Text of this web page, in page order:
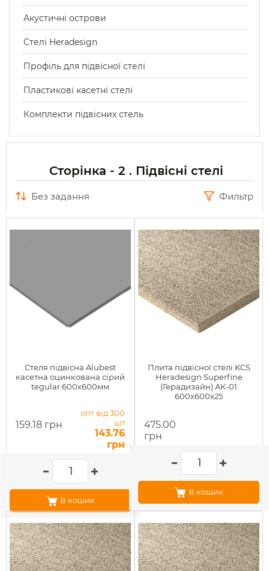
Акустичні острови
Стелі Heradesign
Профіль для підвісної стелі
Пластикові касетні стелі
Комплекти підвісних стель
Сторінка - 2 . Підвісні стелі
без задання Фильтр
Стеля підвісна Alubest
касетна оцинкована сірий
tegular 600х600мм
159.18 грн
опт від 300
шт
143.76
грн
В кошик
Плита підвісної стелі KCS
Heradesign Superfine
(Герадизайн) AK-01
600x600x25
475.00
грн
В кошик